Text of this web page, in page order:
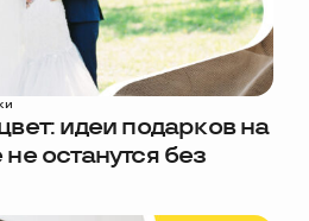
идеи подарков на
останутся без